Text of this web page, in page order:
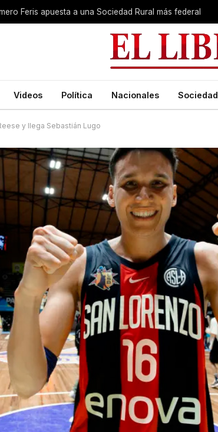
Feris apuesta a una Sociedad Rural más federal
Videos Política Nacionales Sociedad
y llega Sebastián Lugo